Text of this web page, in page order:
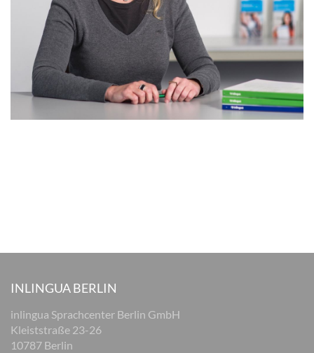
INLINGUA BERLIN
inlingua Sprachcenter Berlin GmbH
Kleiststraße 23-26
10787 Berlin